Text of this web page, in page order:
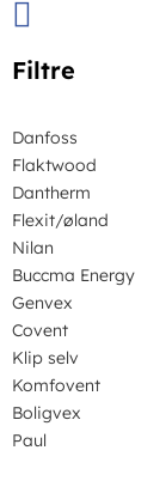
Filtre
Danfoss
Flaktwood
Dantherm
Flexit/øland
Nilan
Buccma Energy
Genvex
Covent
Klip selv
Komfovent
Boligvex
Paul